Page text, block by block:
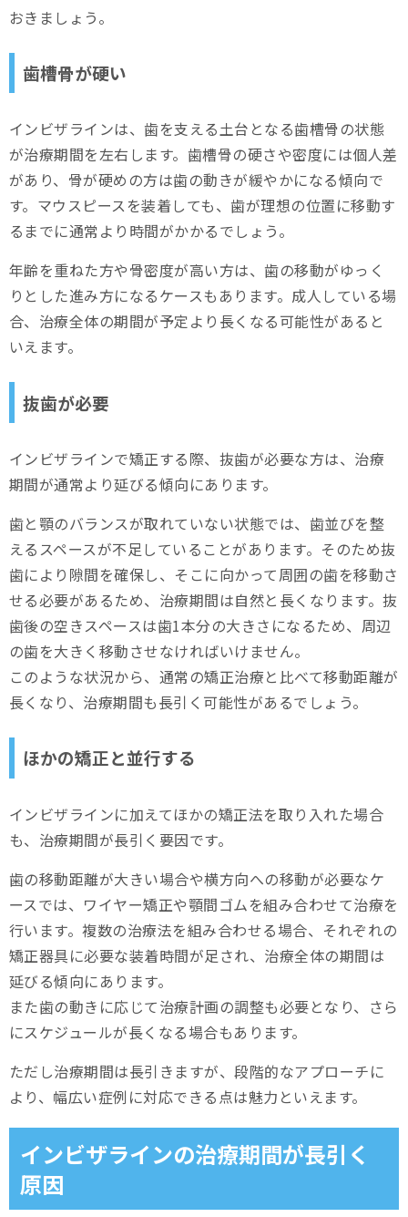
おきましょう。
歯槽骨が硬い
インビザラインは、歯を支える土台となる歯槽骨の状態
が治療期間を左右します。歯槽骨の硬さや密度には個人差
があり、骨が硬めの方は歯の動きが緩やかになる傾向で
す。マウスピースを装着しても、歯が理想の位置に移動す
るまでに通常より時間がかかるでしょう。
年齢を重ねた方や骨密度が高い方は、歯の移動がゆっく
りとした進み方になるケースもあります。成人している場
合、治療全体の期間が予定より長くなる可能性があると
いえます。
抜歯が必要
インビザラインで矯正する際、抜歯が必要な方は、治療
期間が通常より延びる傾向にあります。
歯と顎のバランスが取れていない状態では、歯並びを整
えるスペースが不足していることがあります。そのため抜
歯により隙間を確保し、そこに向かって周囲の歯を移動さ
せる必要があるため、治療期間は自然と長くなります。抜
歯後の空きスペースは歯1本分の大きさになるため、周辺
の歯を大きく移動させなければいけません。
このような状況から、通常の矯正治療と比べて移動距離が
長くなり、治療期間も長引く可能性があるでしょう。
ほかの矯正と並行する
インビザラインに加えてほかの矯正法を取り入れた場合
も、治療期間が長引く要因です。
歯の移動距離が大きい場合や横方向への移動が必要なケ
ースでは、ワイヤー矯正や顎間ゴムを組み合わせて治療を
行います。複数の治療法を組み合わせる場合、それぞれの
矯正器具に必要な装着時間が足され、治療全体の期間は
延びる傾向にあります。
また歯の動きに応じて治療計画の調整も必要となり、さら
にスケジュールが長くなる場合もあります。
ただし治療期間は長引きますが、段階的なアプローチに
より、幅広い症例に対応できる点は魅力といえます。
インビザラインの治療期間が長引く
原因